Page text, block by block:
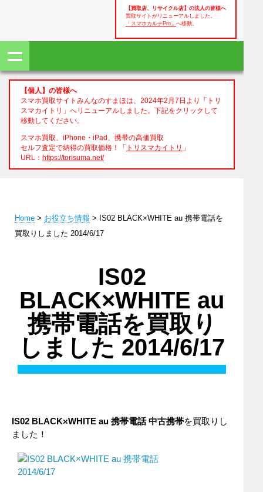
【買取店、リサイクル店】の法人の皆様へ
買取サイトがリニューアルしました。
「スマホカルテPro」 へ移動。
【個人】の皆様へ
スマホ買取サイトみんなのすまほは、2024年2月7日より「トリ
スマカイトリ」へリニューアルしました。下記をクリックして
移動してください。
スマホ買取、iPhone・iPad、携帯の高価買取
セルフ査定で納得の買取価格！「 トリスマカイトリ 」
URL： https://torisuma.net/
Home > お役立ち情報 > IS02 BLACK×WHITE au 携帯電話を
買取りしました 2014/6/17
IS02
BLACK×WHITE au
携帯電話を買取り
しました 2014/6/17
IS02 BLACK×WHITE au 携帯電話 中古携帯を買取りし
ました！